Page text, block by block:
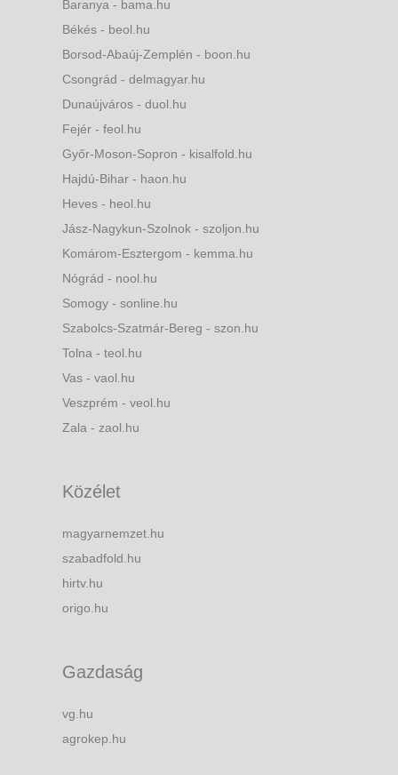
Baranya - bama.hu
Békés - beol.hu
Borsod-Abaúj-Zemplén - boon.hu
Csongrád - delmagyar.hu
Dunaújváros - duol.hu
Fejér - feol.hu
Győr-Moson-Sopron - kisalfold.hu
Hajdú-Bihar - haon.hu
Heves - heol.hu
Jász-Nagykun-Szolnok - szoljon.hu
Komárom-Esztergom - kemma.hu
Nógrád - nool.hu
Somogy - sonline.hu
Szabolcs-Szatmár-Bereg - szon.hu
Tolna - teol.hu
Vas - vaol.hu
Veszprém - veol.hu
Zala - zaol.hu
Közélet
magyarnemzet.hu
szabadfold.hu
hirtv.hu
origo.hu
Gazdaság
vg.hu
agrokep.hu